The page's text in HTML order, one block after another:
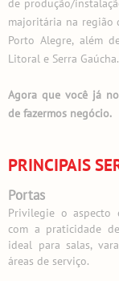
de produção/
majoritária na região
Porto Alegre, além
Litoral e Serra Gaúcha.
Agora que você já
de fazermos negócio.
PRINCIPAIS
Portas
Privilegie o aspecto
com a praticidade
ideal para salas,
áreas de serviço.